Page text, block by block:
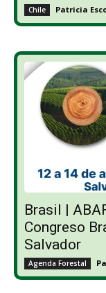
Chile Patricia
Brasil |
Congreso
Salvador
Agenda Forestal